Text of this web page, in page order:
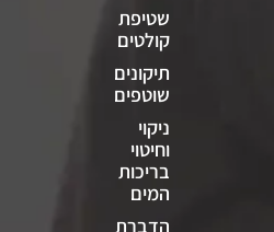
שטיפת
קולטים
תיקונים
שוטפים
ניקוי
וחיטוי
בריכות
המים
הדברת